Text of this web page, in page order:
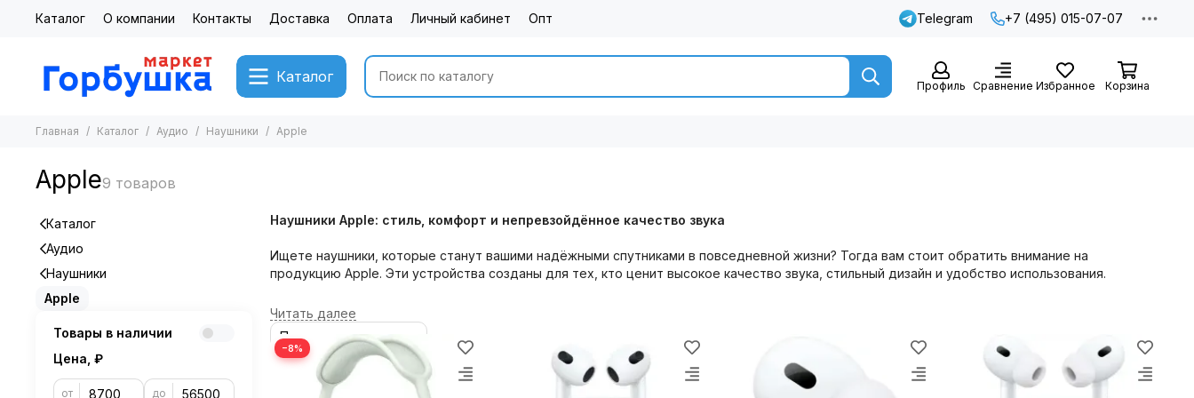
Каталог О компании Контакты Доставка Оплата Личный кабинет Опт Telegram +7 (495) 015-07-07
Каталог
Профиль Сравнение Избранное Корзина
Главная Каталог Аудио Наушники Apple
Apple
Наушники Apple: стиль, комфорт и непревзойдённое качество звука
Ищете наушники, которые станут вашими надёжными спутниками в повседневной жизни? Тогда вам стоит обратить внимание на
продукцию Apple. Эти устройства созданы для тех, кто ценит высокое качество звука, стильный дизайн и удобство использования.
Почему стоит выбрать наушники Apple?
Превосходное качество звука.
Благодаря передовым технологиям и качественным динамикам, наушники Apple обеспечивают чистый и
сбалансированный звук с глубокими басами и чёткими высокими частотами. Вы сможете наслаждаться любимыми треками в высоком
качестве, где бы вы ни находились.
−8%
Каталог
Аудио
Наушники
Apple
Товары в наличии
Цена, ₽
от до